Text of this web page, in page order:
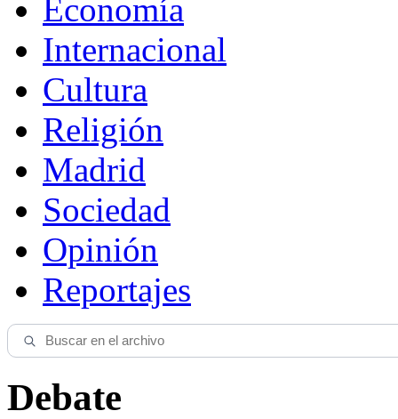
Economía
Internacional
Cultura
Religión
Madrid
Sociedad
Opinión
Reportajes
Debate